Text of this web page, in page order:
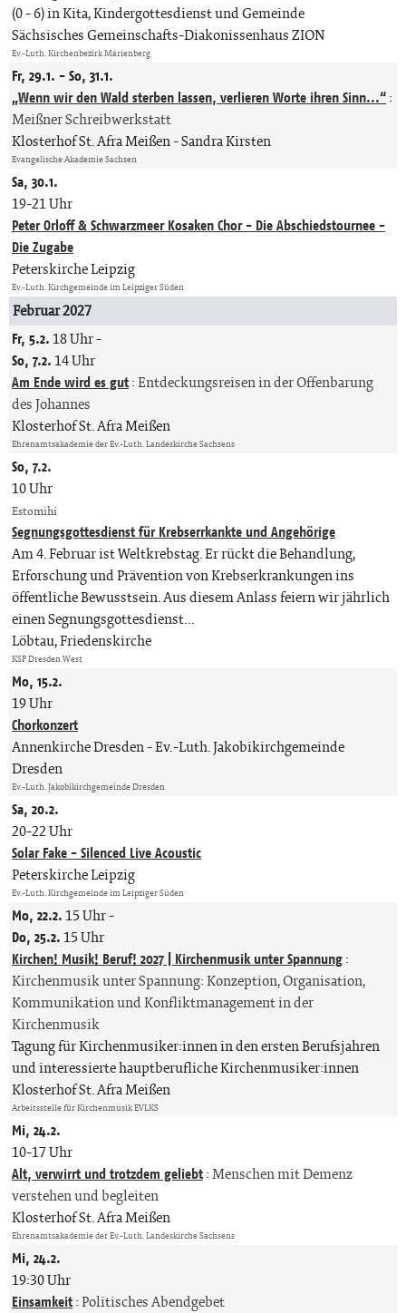
(0 - 6) in Kita, Kindergottesdienst und Gemeinde
Sächsisches Gemeinschafts-Diakonissenhaus ZION
Ev.-Luth. Kirchenbezirk Marienberg
Fr, 29.1. - So, 31.1.
„Wenn wir den Wald sterben lassen, verlieren Worte ihren Sinn...“:
Meißner Schreibwerkstatt
Klosterhof St. Afra Meißen Sandra Kirsten
Evangelische Akademie Sachsen
Sa, 30.1.
19-21 Uhr
Peter Orloff & Schwarzmeer Kosaken Chor - Die Abschiedstournee -
Die Zugabe
Peterskirche Leipzig
Ev.-Luth. Kirchgemeinde im Leipziger Süden
Februar 2027
Fr, 5.2.18 Uhr-
So, 7.2.14 Uhr
Am Ende wird es gut:Entdeckungsreisen in der Offenbarung
des Johannes
Klosterhof St. Afra Meißen
Ehrenamtsakademie der Ev.-Luth. Landeskirche Sachsens
So, 7.2.
10 Uhr
Estomihi
Segnungsgottesdienst für Krebserrkankte und Angehörige
Am 4. Februar ist Weltkrebstag. Er rückt die Behandlung,
Erforschung und Prävention von Krebserkrankungen ins
öffentliche Bewusstsein. Aus diesem Anlass feiern wir jährlich
einen Segnungsgottesdienst...
Löbtau, Friedenskirche
KSP Dresden West
Mo, 15.2.
19 Uhr
Chorkonzert
Annenkirche Dresden Ev.-Luth. Jakobikirchgemeinde
Dresden
Ev.-Luth. Jakobikirchgemeinde Dresden
Sa, 20.2.
20-22 Uhr
Solar Fake - Silenced Live Acoustic
Peterskirche Leipzig
Ev.-Luth. Kirchgemeinde im Leipziger Süden
Mo, 22.2.15 Uhr-
Do, 25.2.15 Uhr
Kirchen! Musik! Beruf! 2027 | Kirchenmusik unter Spannung:
Kirchenmusik unter Spannung: Konzeption, Organisation,
Kommunikation und Konfliktmanagement in der
Kirchenmusik
Tagung für Kirchenmusiker:innen in den ersten Berufsjahren
und interessierte hauptberufliche Kirchenmusiker:innen
Klosterhof St. Afra Meißen
Arbeitsstelle für Kirchenmusik EVLKS
Mi, 24.2.
10-17 Uhr
Alt, verwirrt und trotzdem geliebt:Menschen mit Demenz
verstehen und begleiten
Klosterhof St. Afra Meißen
Ehrenamtsakademie der Ev.-Luth. Landeskirche Sachsens
Mi, 24.2.
19:30 Uhr
Einsamkeit:Politisches Abendgebet